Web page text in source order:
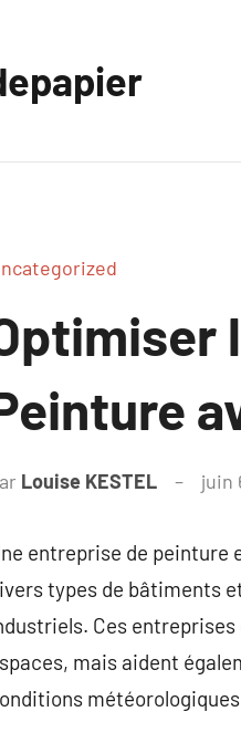
Louise KESTEL juin
entreprise de peinture
types de bâtiments
Ces
mais aident